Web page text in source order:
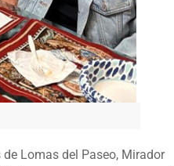
Lomas del Paseo, Mirador